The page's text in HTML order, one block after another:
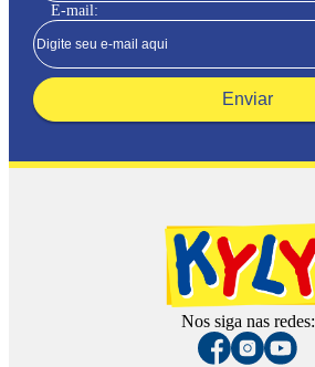
E-mail:
Enviar
Nos siga nas redes: